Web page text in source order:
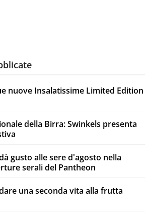
nuove Insalatissime Limited Edition
della Birra: Swinkels presenta
gusto alle sere d'agosto nella
serali del Pantheon
una seconda vita alla frutta